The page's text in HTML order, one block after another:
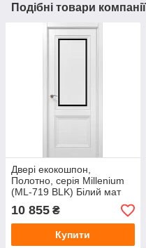
Подібні товари компанії
Двері екокошпон,
Полотно, серія Millenium
(ML-719 BLK) Білий мат
10 855 ₴
Купити